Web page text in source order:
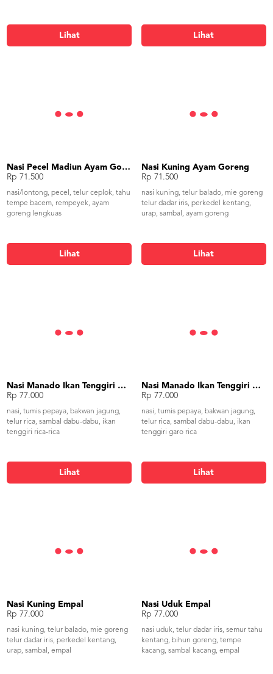
Lihat Lihat
Nasi Pecel Madiun Ayam Goreng Lengkuas
Rp 71.500
nasi/lontong, pecel, telur ceplok, tahu
tempe bacem, rempeyek, ayam
goreng lengkuas
Lihat
Nasi Kuning Ayam Goreng
Rp 71.500
nasi kuning, telur balado, mie goreng
telur dadar iris, perkedel kentang,
urap, sambal, ayam goreng
Lihat
Nasi Manado Ikan Tenggiri Rica-Rica
Rp 77.000
nasi, tumis pepaya, bakwan jagung,
telur rica, sambal dabu-dabu, ikan
tenggiri rica-rica
Lihat
Nasi Manado Ikan Tenggiri Garo Rica
Rp 77.000
nasi, tumis pepaya, bakwan jagung,
telur rica, sambal dabu-dabu, ikan
tenggiri garo rica
Lihat
Nasi Kuning Empal
Rp 77.000
nasi kuning, telur balado, mie goreng
telur dadar iris, perkedel kentang,
urap, sambal, empal
Nasi Uduk Empal
Rp 77.000
nasi uduk, telur dadar iris, semur tahu
kentang, bihun goreng, tempe
kacang, sambal kacang, empal